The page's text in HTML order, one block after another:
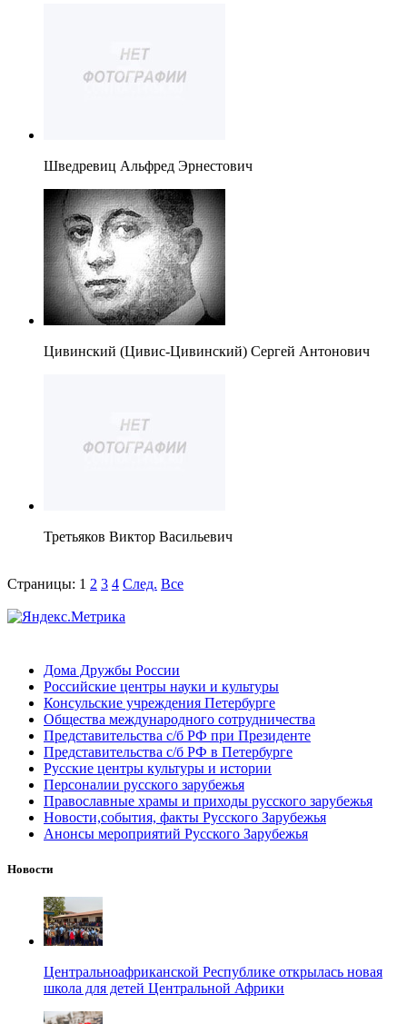
Шведревиц Альфред Эрнестович
Цивинский (Цивис-Цивинский) Сергей Антонович
Третьяков Виктор Васильевич
Страницы: 1 2 3 4 След. Все
Дома Дружбы России
Российские центры науки и культуры
Консульские учреждения Петербурге
Общества международного сотрудничества
Представительства с/б РФ при Президенте
Представительства с/б РФ в Петербурге
Русские центры культуры и истории
Персоналии русского зарубежья
Православные храмы и приходы русского зарубежья
Новости,события, факты Русского Зарубежья
Анонсы мероприятий Русского Зарубежья
Новости
Центральноафриканской Республике открылась новая
школа для детей Центральной Африки